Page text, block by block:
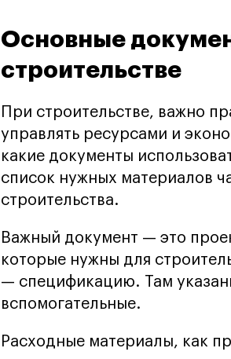
Основные
строительстве
При строительстве, важно
управлять ресурсами и
какие документы
список нужных материалов
строительства.
Важный документ — это
которые нужны для
— спецификацию. Там
вспомогательные.
Расходные материалы, как